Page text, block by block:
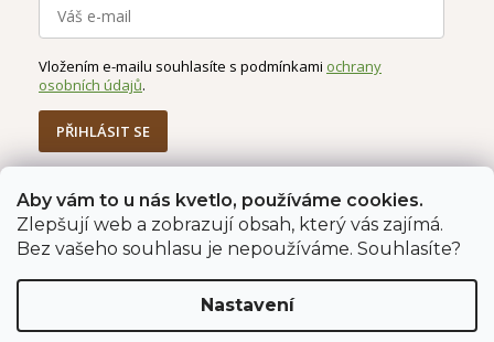
Aby vám to u nás kvetlo, používáme cookies.
Zlepšují web a zobrazují obsah, který vás zajímá.
Bez vašeho souhlasu je nepoužíváme. Souhlasíte?
Nastavení
Vložením e-mailu souhlasíte s podmínkami ochrany
osobních údajů.
PŘIHLÁSIT SE
Jahodárna Brozany Obchodní podmínky
Podmínky ochrany údajů
Vytvořil Shoptet Premium